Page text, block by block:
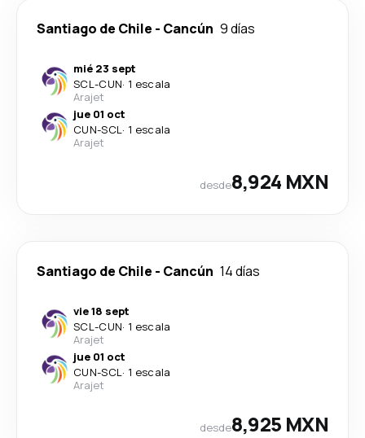
Santiago de Chile - Cancún 9 días
mié 23 sept
SCL-CUN· 1 escala
Arajet
jue 01 oct
CUN-SCL· 1 escala
Arajet
desde8,924 MXN
Santiago de Chile - Cancún 14 días
vie 18 sept
SCL-CUN· 1 escala
Arajet
jue 01 oct
CUN-SCL· 1 escala
Arajet
desde8,925 MXN